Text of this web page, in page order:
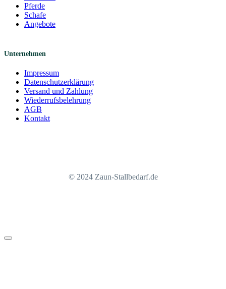
Pferde
Schafe
Angebote
Unternehmen
Impressum
Datenschutzerklärung
Versand und Zahlung
Wiederrufsbelehrung
AGB
Kontakt
© 2024 Zaun-Stallbedarf.de